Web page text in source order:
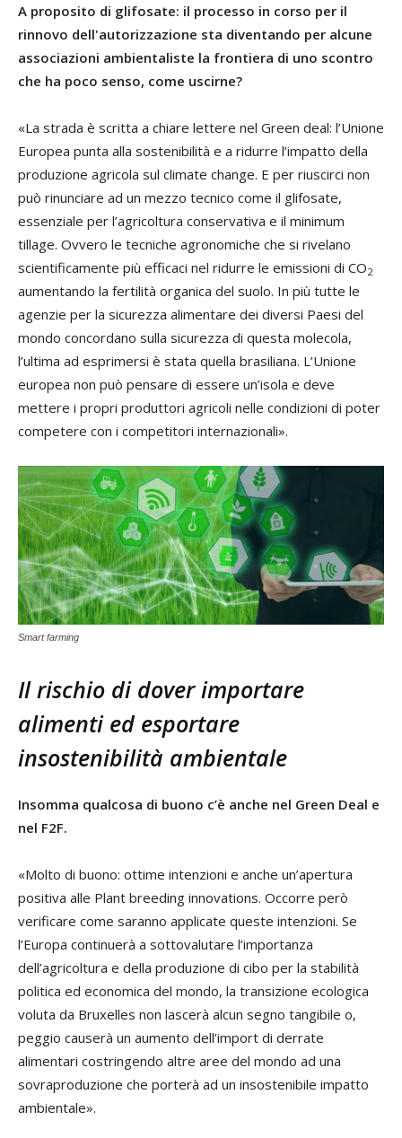
A proposito di glifosate: il processo in corso per il
rinnovo dell'autorizzazione sta diventando per alcune
associazioni ambientaliste la frontiera di uno scontro
che ha poco senso, come uscirne?
«La strada è scritta a chiare lettere nel Green deal: l’Unione
Europea punta alla sostenibilità e a ridurre l’impatto della
produzione agricola sul climate change. E per riuscirci non
può rinunciare ad un mezzo tecnico come il glifosate,
essenziale per l’agricoltura conservativa e il minimum
tillage. Ovvero le tecniche agronomiche che si rivelano
scientificamente più efficaci nel ridurre le emissioni di CO2
aumentando la fertilità organica del suolo. In più tutte le
agenzie per la sicurezza alimentare dei diversi Paesi del
mondo concordano sulla sicurezza di questa molecola,
l’ultima ad esprimersi è stata quella brasiliana. L’Unione
europea non può pensare di essere un’isola e deve
mettere i propri produttori agricoli nelle condizioni di poter
competere con i competitori internazionali».
Smart farming
Il rischio di dover importare
alimenti ed esportare
insostenibilità ambientale
Insomma qualcosa di buono c’è anche nel Green Deal e
nel F2F.
«Molto di buono: ottime intenzioni e anche un’apertura
positiva alle Plant breeding innovations. Occorre però
verificare come saranno applicate queste intenzioni. Se
l’Europa continuerà a sottovalutare l’importanza
dell’agricoltura e della produzione di cibo per la stabilità
politica ed economica del mondo, la transizione ecologica
voluta da Bruxelles non lascerà alcun segno tangibile o,
peggio causerà un aumento dell’import di derrate
alimentari costringendo altre aree del mondo ad una
sovraproduzione che porterà ad un insostenibile impatto
ambientale».